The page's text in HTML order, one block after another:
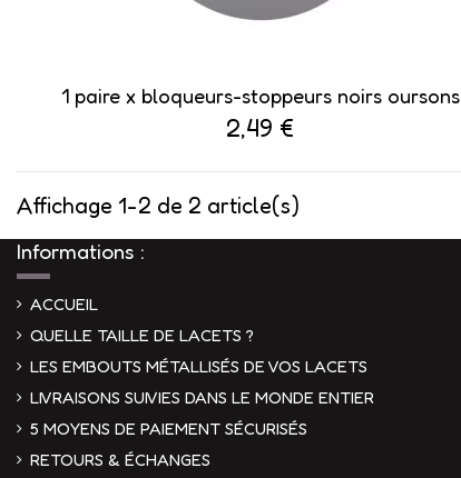
1 paire x bloqueurs-stoppeurs noirs oursons
2,49 €
Affichage 1-2 de 2 article(s)
Informations :
ACCUEIL
QUELLE TAILLE DE LACETS ?
LES EMBOUTS MÉTALLISÉS DE VOS LACETS
LIVRAISONS SUIVIES DANS LE MONDE ENTIER
5 MOYENS DE PAIEMENT SÉCURISÉS
RETOURS & ÉCHANGES